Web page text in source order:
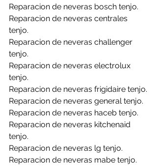
Reparacion de neveras bosch tenjo.
Reparacion de neveras centrales
tenjo.
Reparacion de neveras challenger
tenjo.
Reparacion de neveras electrolux
tenjo.
Reparacion de neveras frigidaire tenjo.
Reparacion de neveras general tenjo.
Reparacion de neveras haceb tenjo.
Reparacion de neveras kitchenaid
tenjo.
Reparacion de neveras lg tenjo.
Reparacion de neveras mabe tenjo.